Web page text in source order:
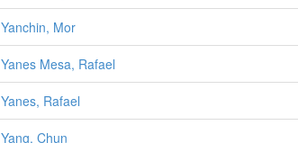
Yanchin, Mor
Yanes Mesa, Rafael
Yanes, Rafael
Yang, Chun